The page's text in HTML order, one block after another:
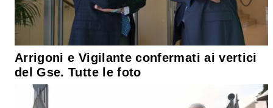
Arrigoni e Vigilante confermati ai vertici
del Gse. Tutte le foto